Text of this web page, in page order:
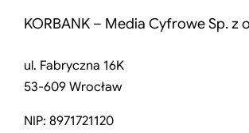
KORBANK – Media Cyfrowe Sp. z
ul. Fabryczna 16K
53-609 Wrocław
NIP: 8971721120